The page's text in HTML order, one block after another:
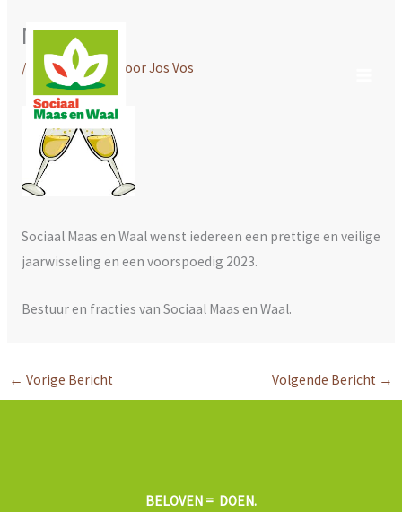
naarNieuwjaar
/ Nieuws WMW/ DoorJos Vos
Sociaal Maas en Waal wenst iedereen een prettige en veilige
jaarwisseling en een voorspoedig 2023.
Bestuur en fracties van Sociaal Maas en Waal.
← Vorige Bericht Volgende Bericht →
BELOVEN = DOEN.